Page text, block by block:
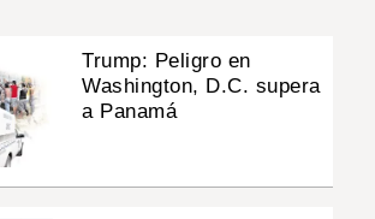
Trump: Peligro en
Washington, D.C. supera
a Panamá